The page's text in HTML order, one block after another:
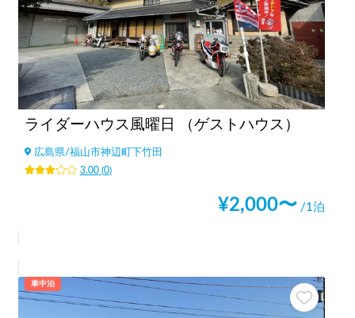
ライダーハウス風曜日 （ゲストハウス）
広島県/福山市神辺町下竹田
3.00(0)
¥2,000〜 /1泊
車中泊